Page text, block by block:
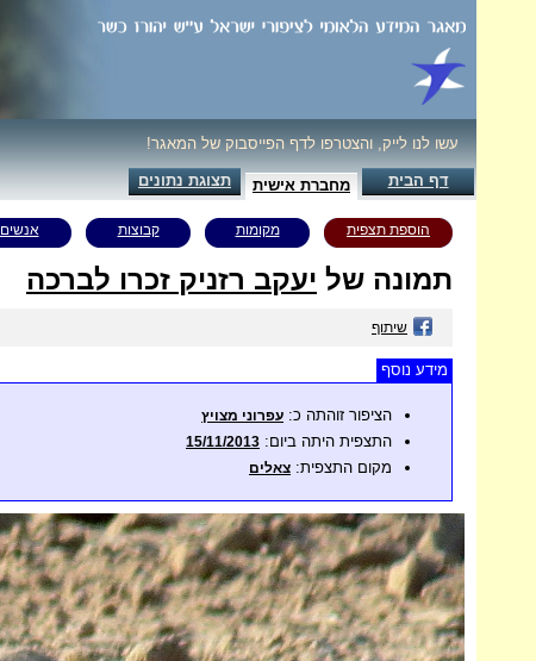
עשו לנו לייק, והצטרפו לדף הפייסבוק של המאגר!
דף הבית מחברת אישית תצוגת נתונים
הוספת תצפית מקומות קבוצות אנשים
תמונה של יעקב רזניק זכרו לברכה
שיתוף
מידע נוסף
הציפור זוהתה כ: עפרוני מצויץ
התצפית היתה ביום: 15/11/2013
מקום התצפית: צאלים